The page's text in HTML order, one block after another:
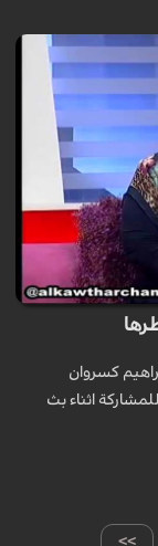
كسروان
في الطب المخبري السريري 22 -07-2016 للمشاركة اثناء بث
>>